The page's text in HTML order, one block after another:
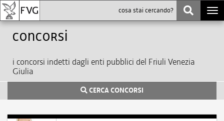
Concorsi
i concorsi indetti dagli enti pubblici del Friuli Venezia
Giulia
CERCA CONCORSI